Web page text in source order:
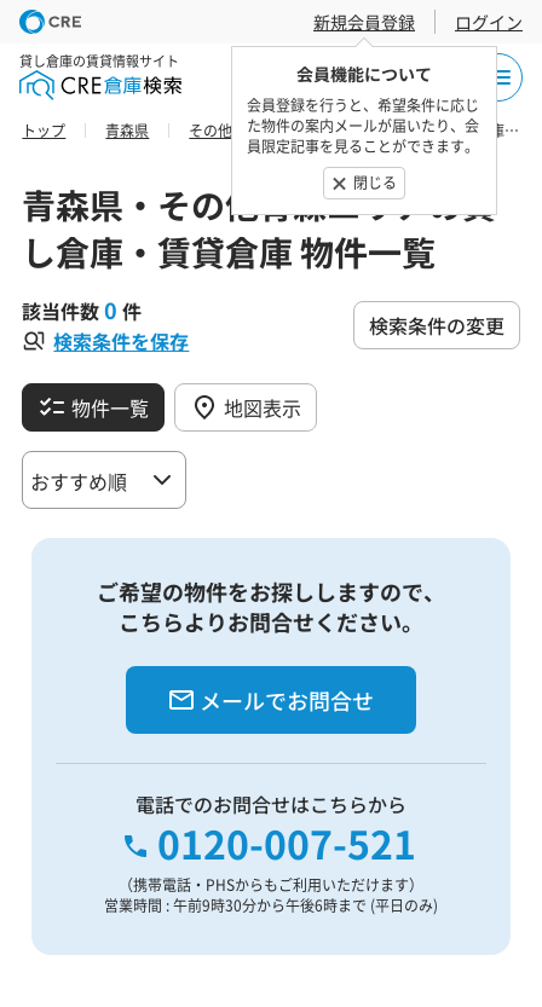
新規会員登録
会員機能について
会員登録を行うと、希望条件に応じ
た物件の案内メールが届いたり、会
員限定記事を見ることができます。
閉じる
ログイン
貸し倉庫の賃貸情報サイト
トップ 青森県 その他青森エリア 三戸郡階上町の貸し倉庫・賃貸倉庫 物件一覧
青森県・その他青森エリアの貸
し倉庫・賃貸倉庫 物件一覧
該当件数0 件
検索条件を保存
検索条件の変更
物件一覧 地図表示
ご希望の物件をお探ししますので、
こちらよりお問合せください。
メールでお問合せ
電話でのお問合せはこちらから
0120-007-521
（携帯電話・PHSからもご利用いただけます）
営業時間 : 午前9時30分から午後6時まで (平日のみ)